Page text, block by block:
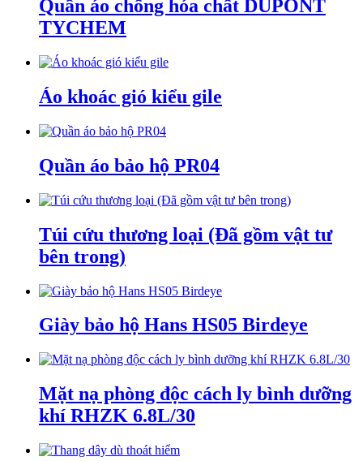
Quần áo chống hóa chất DUPONT
TYCHEM
Áo khoác gió kiểu gile
Quần áo bảo hộ PR04
Túi cứu thương loại (Đã gồm vật tư
bên trong)
Giày bảo hộ Hans HS05 Birdeye
Mặt nạ phòng độc cách ly bình dưỡng
khí RHZK 6.8L/30